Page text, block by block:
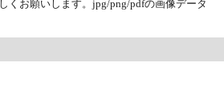
くお願いします。jpg/png/pdfの画像データ